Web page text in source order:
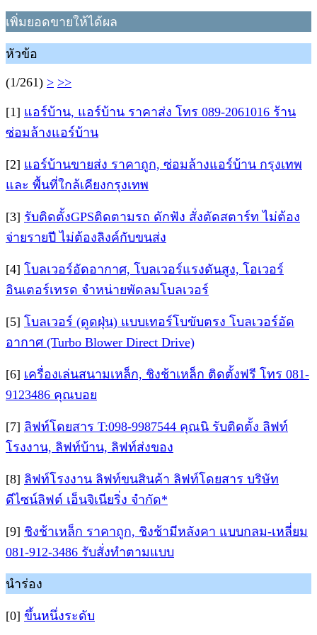
เพิ่มยอดขายให้ได้ผล
หัวข้อ
(1/261) > >>
[1] แอร์บ้าน, แอร์บ้าน ราคาส่ง โทร 089-2061016 ร้าน
ซ่อมล้างแอร์บ้าน
[2] แอร์บ้านขายส่ง ราคาถูก, ซ่อมล้างแอร์บ้าน กรุงเทพ
และ พื้นที่ใกล้เคียงกรุงเทพ
[3] รับติดตั้งGPSติดตามรถ ดักฟัง สั่งตัดสตาร์ท ไม่ต้อง
จ่ายรายปี ไม่ต้องลิงค์กับขนส่ง
[4] โบลเวอร์อัดอากาศ, โบลเวอร์แรงดันสูง, โอเวอร์
อินเตอร์เทรด จำหน่ายพัดลมโบลเวอร์
[5] โบลเวอร์ (ดูดฝุ่น) แบบเทอร์โบขับตรง โบลเวอร์อัด
อากาศ (Turbo Blower Direct Drive)
[6] เครื่องเล่นสนามเหล็ก, ชิงช้าเหล็ก ติดตั้งฟรี โทร 081-
9123486 คุณบอย
[7] ลิฟท์โดยสาร T:098-9987544 คุณนิ รับติดตั้ง ลิฟท์
โรงงาน, ลิฟท์บ้าน, ลิฟท์ส่งของ
[8] ลิฟท์โรงงาน ลิฟท์ขนสินค้า ลิฟท์โดยสาร บริษัท
ดีไซน์ลิฟต์ เอ็นจิเนียริ่ง จำกัด*
[9] ชิงช้าเหล็ก ราคาถูก, ชิงช้ามีหลังคา แบบกลม-เหลี่ยม
081-912-3486 รับสั่งทำตามแบบ
นำร่อง
[0] ขึ้นหนึ่งระดับ